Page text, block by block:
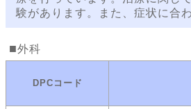
験があります。また、症状に合
外科
DPCコード